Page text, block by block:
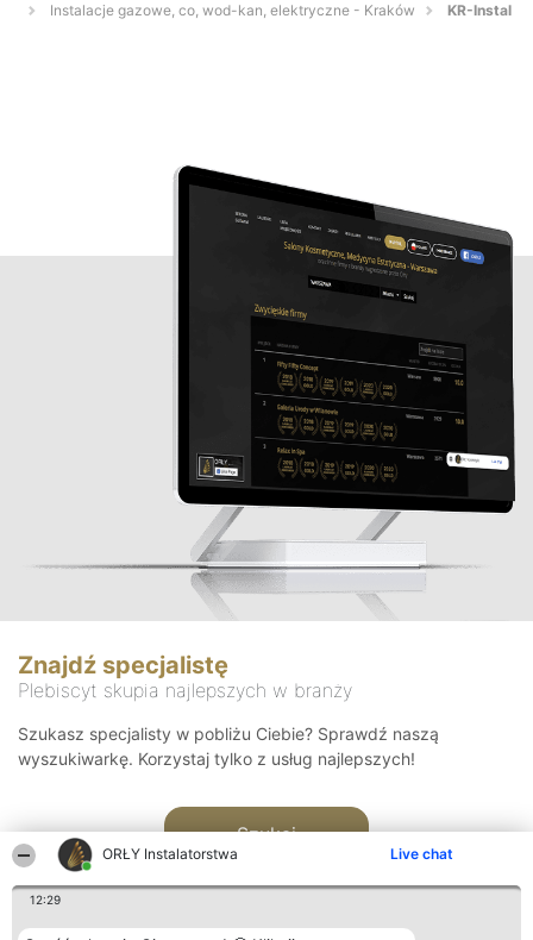
ORŁY Instalatorstwa Live chat
12:29
Instalacje gazowe, co, wod-kan, elektryczne - Kraków
KR-Instal
Znajdź specjalistę
Plebiscyt skupia najlepszych w branży
Szukasz specjalisty w pobliżu Ciebie? Sprawdź naszą
wyszukiwarkę. Korzystaj tylko z usług najlepszych!
Szukaj